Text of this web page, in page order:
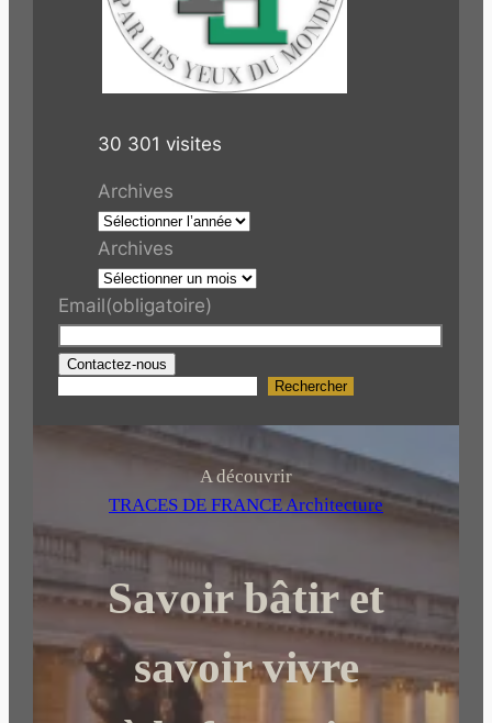
30 301 visites
Archives
Archives
Email(obligatoire)
Contactez-nous
R
r
c
h
r
Rechercher
A découvrir
TRACES DE FRANCE Architecture
Savoir bâtir et
savoir vivre